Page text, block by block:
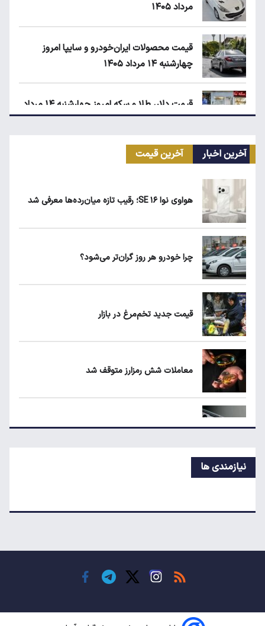
مرداد ۱۴۰۵
قیمت محصولات ایران‌خودرو و سایپا امروز
چهارشنبه ۱۴ مرداد ۱۴۰۵
قیمت دلار، طلا و سکه امروز چهارشنبه ۱۴ مرداد
۱۴۰۵
زمان شارژ کالابرگ با رقم آخر کد ملی صفر تا ۲
چرا خودرو هر روز گران‌تر می‌شود؟
آخرین اخبار آخرین قیمت
هواوی نوا ۱۶ SE؛ رقیب تازه میان‌رده‌ها معرفی شد
چرا خودرو هر روز گران‌تر می‌شود؟
قیمت جدید تخم‌مرغ در بازار
معاملات شش رمزارز متوقف شد
تکذیب اعمال ضریب ۲.۷ برای اینترنت بین‌الملل
نیازمندی ها